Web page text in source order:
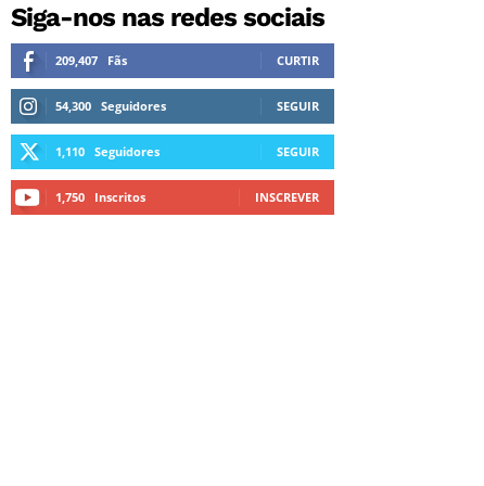
Siga-nos nas redes sociais
209,407 Fãs CURTIR
54,300 Seguidores SEGUIR
1,110 Seguidores SEGUIR
1,750 Inscritos INSCREVER